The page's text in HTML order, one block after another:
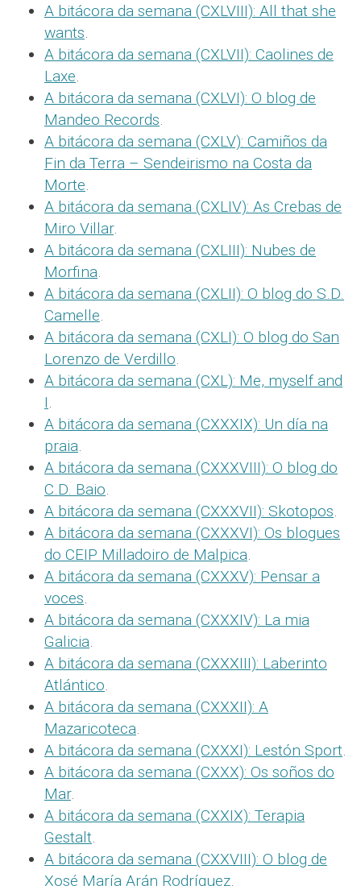
A bitácora da semana (CXLVIII): All that she
wants.
A bitácora da semana (CXLVII): Caolines de
Laxe.
A bitácora da semana (CXLVI): O blog de
Mandeo Records.
A bitácora da semana (CXLV): Camiños da
Fin da Terra – Sendeirismo na Costa da
Morte.
A bitácora da semana (CXLIV): As Crebas de
Miro Villar.
A bitácora da semana (CXLIII): Nubes de
Morfina.
A bitácora da semana (CXLII): O blog do S.D.
Camelle.
A bitácora da semana (CXLI): O blog do San
Lorenzo de Verdillo.
A bitácora da semana (CXL): Me, myself and
I.
A bitácora da semana (CXXXIX): Un día na
praia.
A bitácora da semana (CXXXVIII): O blog do
C.D. Baio.
A bitácora da semana (CXXXVII): Skotopos.
A bitácora da semana (CXXXVI): Os blogues
do CEIP Milladoiro de Malpica.
A bitácora da semana (CXXXV): Pensar a
voces.
A bitácora da semana (CXXXIV): La mia
Galicia.
A bitácora da semana (CXXXIII): Laberinto
Atlántico.
A bitácora da semana (CXXXII): A
Mazaricoteca.
A bitácora da semana (CXXXI): Lestón Sport.
A bitácora da semana (CXXX): Os soños do
Mar.
A bitácora da semana (CXXIX): Terapia
Gestalt.
A bitácora da semana (CXXVIII): O blog de
Xosé María Arán Rodríguez.